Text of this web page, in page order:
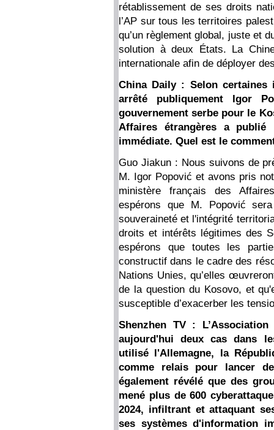
rétablissement de ses droits
l’AP sur tous les territoires
qu’un règlement global, juste et
solution à deux États. La
internationale afin de déployer
China Daily : Selon certaines
arrêté publiquement Igor
gouvernement serbe pour le
Affaires étrangères a publié
immédiate. Quel est le
Guo Jiakun : Nous suivons de
M. Igor Popović et avons pris
ministère français des
espérons que M. Popović
souveraineté et l'intégrité
droits et intérêts légitimes des
espérons que toutes les
constructif dans le cadre des
Nations Unies, qu’elles
de la question du Kosovo, et
susceptible d’exacerber les
Shenzhen TV :
aujourd'hui deux cas dans
utilisé l'Allemagne, la
comme relais pour lancer
également révélé que des
mené plus de 600
2024, infiltrant et attaquant
ses systèmes d'information